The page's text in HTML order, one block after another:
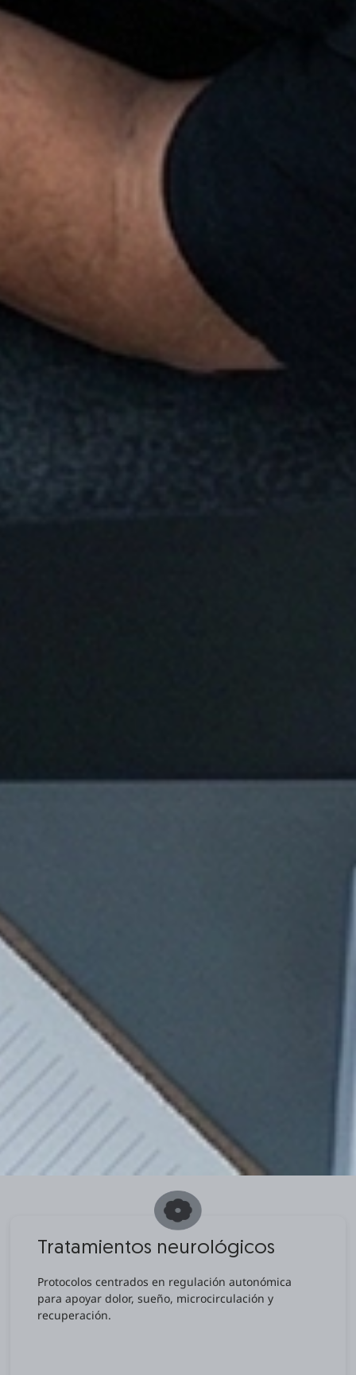
Tratamientos neurológicos
Protocolos centrados en regulación autonómica
para apoyar dolor, sueño, microcirculación y
recuperación.